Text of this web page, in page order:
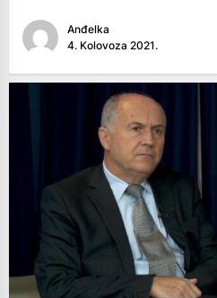
Anđelka
4. Kolovoza 2021.